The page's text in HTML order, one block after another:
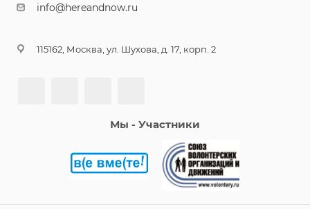
info@hereandnow.ru
115162, Москва, ул. Шухова, д. 17, корп. 2
Мы - Участники